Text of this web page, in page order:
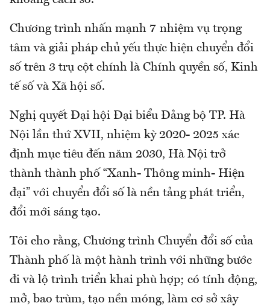
Chương trình nhấn mạnh 7 nhiệm vụ trọng
tâm và giải pháp chủ yếu thực hiện chuyển đổi
số trên 3 trụ cột chính là Chính quyền số, Kinh
tế số và Xã hội số.
Nghị quyết Đại hội Đại biểu Đảng bộ TP. Hà
Nội lần thứ XVII, nhiệm kỳ 2020- 2025 xác
định mục tiêu đến năm 2030, Hà Nội trở
thành thành phố “Xanh- Thông minh- Hiện
đại” với chuyển đổi số là nền tảng phát triển,
đổi mới sáng tạo.
Tôi cho rằng, Chương trình Chuyển đổi số của
Thành phố là một hành trình với những bước
đi và lộ trình triển khai phù hợp; có tính động,
mở, bao trùm, tạo nền móng, làm cơ sở xây